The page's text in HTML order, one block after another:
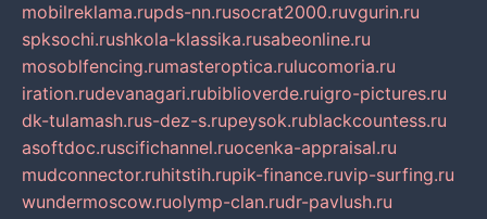
mobilreklama.rupds-nn.rusocrat2000.ruvgurin.ru
spksochi.rushkola-klassika.rusabeonline.ru
mosoblfencing.rumasteroptica.rulucomoria.ru
iration.rudevanagari.rubiblioverde.ruigro-pictures.ru
dk-tulamash.rus-dez-s.rupeysok.rublackcountess.ru
asoftdoc.ruscifichannel.ruocenka-appraisal.ru
mudconnector.ruhitstih.rupik-finance.ruvip-surfing.ru
wundermoscow.ruolymp-clan.rudr-pavlush.ru